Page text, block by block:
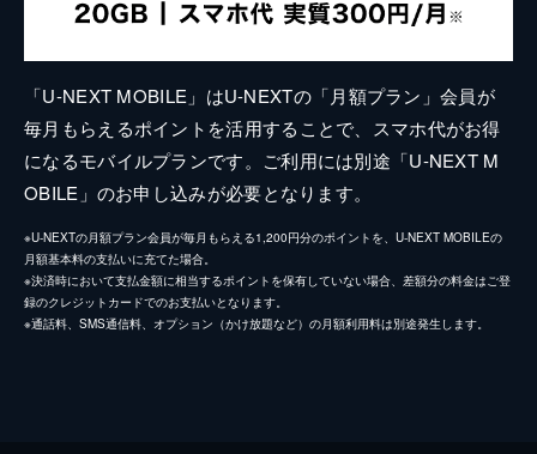
「U-NEXT MOBILE」はU-NEXTの「月額プラン」会員が
毎月もらえるポイントを活用することで、スマホ代がお得
になるモバイルプランです。ご利用には別途「U-NEXT M
OBILE」のお申し込みが必要となります。
※U-NEXTの月額プラン会員が毎月もらえる1,200円分のポイントを、U-NEXT MOBILEの
月額基本料の支払いに充てた場合。
※決済時において支払金額に相当するポイントを保有していない場合、差額分の料金はご登
録のクレジットカードでのお支払いとなります。
※通話料、SMS通信料、オプション（かけ放題など）の月額利用料は別途発生します。